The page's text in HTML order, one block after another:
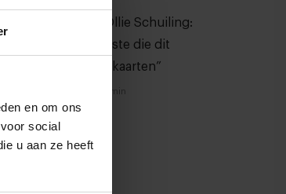
en om ons
social
u aan ze heeft
Sterrenchef Ollie Schuiling:
“Ik was de eerste die dit
durfde aan te kaarten”
13 min